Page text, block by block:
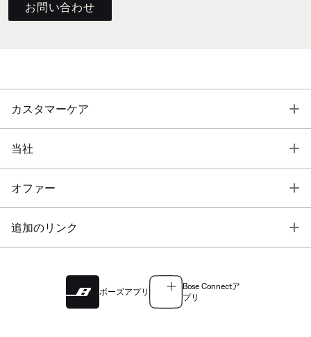
お問い合わせ
カスタマーケア
当社
オファー
追加のリンク
ボーズアプリ
Bose Connectア
プリ